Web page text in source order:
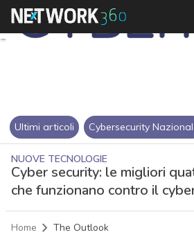
Ultimi articoli Cybersecurity
NUOVE TECNOLOGIE
Cyber security: le migliori
che funzionano contro il
Home The Outlook